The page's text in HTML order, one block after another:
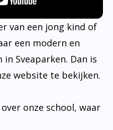
van een jong kind of
een modern en
Sveaparken. Dan is
website te bekijken.
onze school, waar